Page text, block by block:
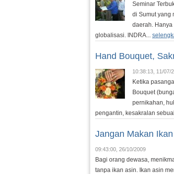
Seminar
di Sumut yang
daerah.
globalisasi. INDRA...
Hand Bouquet,
10:38:13, 11/07/
Ketika
Bouquet
pernikahan,
pengantin, kesakralan
Jangan Makan
09:43:00, 26/10/2009
Bagi orang dewasa,
tanpa ikan asin. Ikan asin